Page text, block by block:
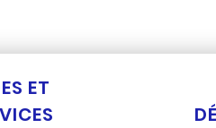
ET